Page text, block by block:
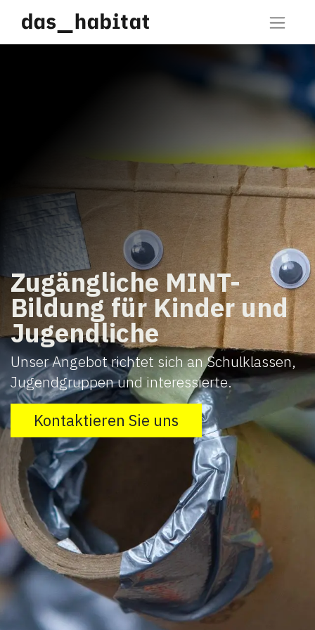
Zugängliche MINT-
Bildung für Kinder und
Jugendliche
Unser Angebot richtet sich an Schulklassen,
Jugendgruppen und interessierte.
Kontaktieren Sie uns